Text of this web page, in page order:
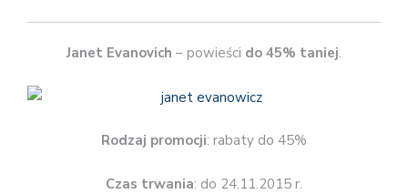
Janet Evanovich – powieści do 45% taniej.
Rodzaj promocji: rabaty do 45%
Czas trwania: do 24.11.2015 r.